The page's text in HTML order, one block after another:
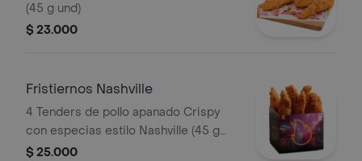
(45 g und)
$ 23.000
Fristiernos Nashville
4 Tenders de pollo apanado Crispy
con especias estilo Nashville (45 g
und), sirope de miel picante. Imagen
$ 25.000